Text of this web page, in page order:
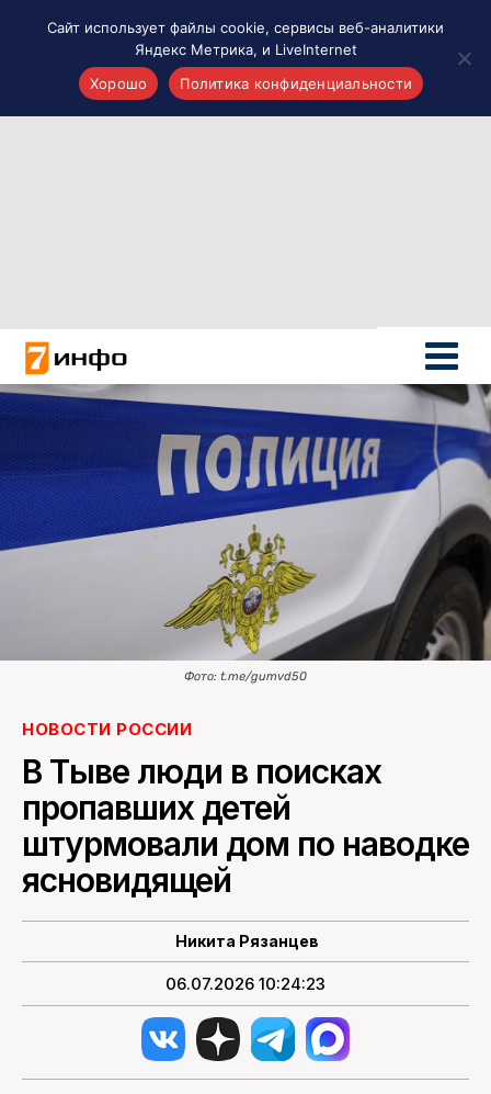
Новости России
Политика
Новости мира
Все материалы 7инфо
О НАС
ПОИСК ПО САЙТУ
Фото: t.me/gumvd50
НОВОСТИ РОССИИ
В Тыве люди в поисках
пропавших детей
штурмовали дом по наводке
ясновидящей
Никита Рязанцев
06.07.2026 10:24:23
Сайт использует файлы cookie, сервисы веб-аналитики
Яндекс Метрика, и LiveInternet
Хорошо
Политика конфиденциальности